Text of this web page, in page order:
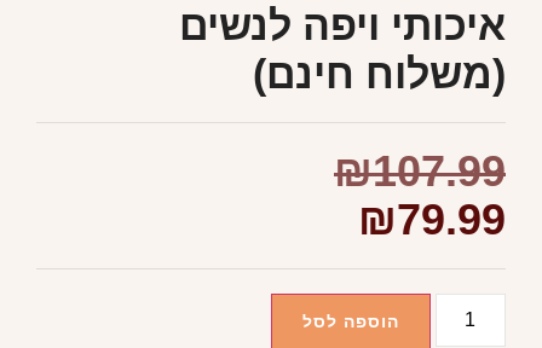
איכותי ויפה לנשים
(משלוח חינם)
₪107.99
₪79.99
הוספה לסל